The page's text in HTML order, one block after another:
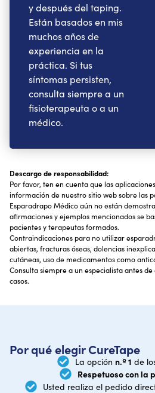
y después del taping.
Están basados en mis
muchos años de
experiencia en la
práctica. Si tus
síntomas persisten,
consulta siempre a un
fisioterapeuta o a un
médico.
Descargo de responsabilidad:
Por favor, ten en cuenta que las
información de nuestro sitio web sobre las
Esparadrapo Médico aún no están
afirmaciones y ejemplos mencionados se
pacientes y terapeutas formados.
Contraindicaciones para no utilizar
abiertas, fracturas óseas, dolencias
cutáneas, uso de medicamentos como
Consulta siempre a un especialista antes
casos.
Por qué elegir CureTape
La opción n.º 1 de
Respetuoso con la
Usted realiza el pedido